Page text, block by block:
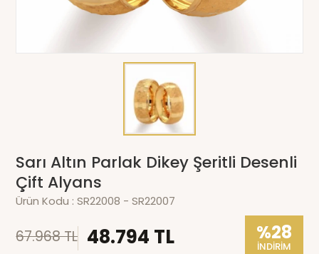
Sarı Altın Parlak Dikey Şeritli Desenli
Çift Alyans
Ürün Kodu :SR22008 - SR22007
67.968 TL 48.794 TL %28
İNDİRİM